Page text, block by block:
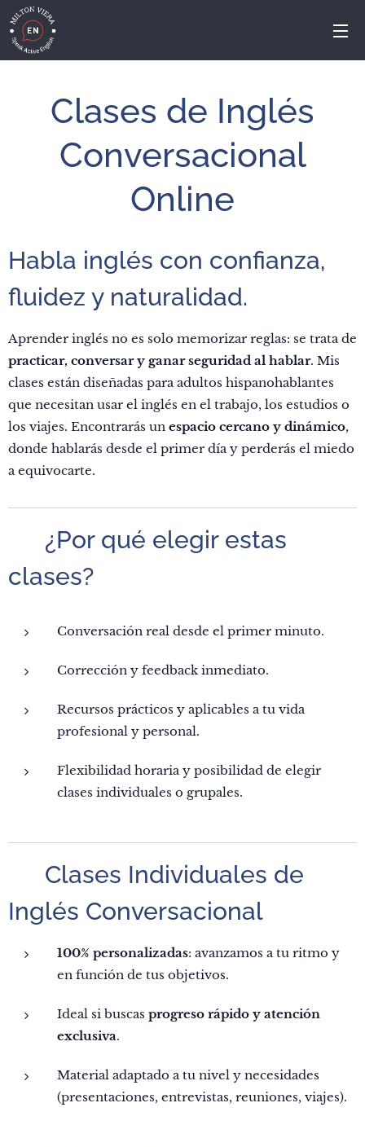
Clases de Inglés
Conversacional
Online
Habla inglés con confianza,
fluidez y naturalidad.
Aprender inglés no es solo memorizar reglas: se trata de
practicar, conversar y ganar seguridad al hablar. Mis
clases están diseñadas para adultos hispanohablantes
que necesitan usar el inglés en el trabajo, los estudios o
los viajes. Encontrarás un espacio cercano y dinámico,
donde hablarás desde el primer día y perderás el miedo
a equivocarte.
🚀 ¿Por qué elegir estas
clases?
Conversación real desde el primer minuto.
Corrección y feedback inmediato.
Recursos prácticos y aplicables a tu vida
profesional y personal.
Flexibilidad horaria y posibilidad de elegir
clases individuales o grupales.
👤 Clases Individuales de
Inglés Conversacional
100% personalizadas: avanzamos a tu ritmo y
en función de tus objetivos.
Ideal si buscas progreso rápido y atención
exclusiva.
Material adaptado a tu nivel y necesidades
(presentaciones, entrevistas, reuniones, viajes).